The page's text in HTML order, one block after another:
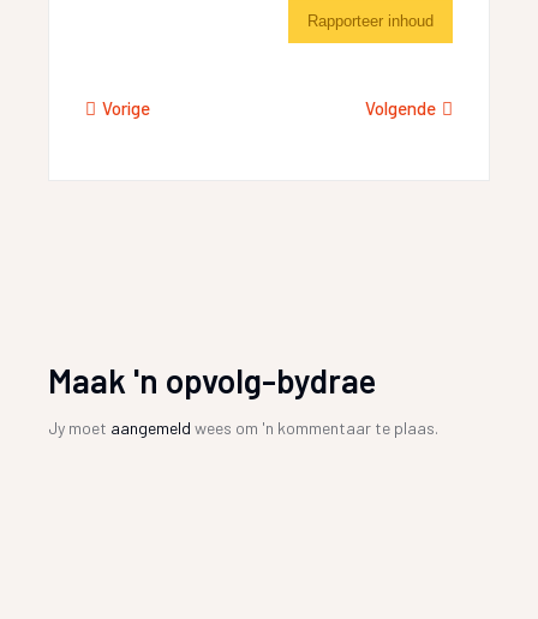
Rapporteer inhoud
Vorige Volgende
Maak 'n opvolg-bydrae
Jy moet aangemeld wees om 'n kommentaar te plaas.